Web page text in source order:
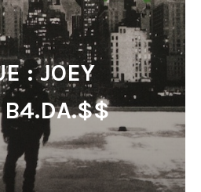
: JOEY
B4.DA.$$